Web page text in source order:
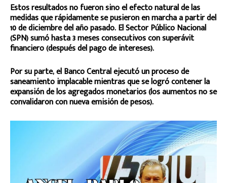
Estos resultados no fueron sino el efecto natural de las
medidas que rápidamente se pusieron en marcha a partir del
10 de diciembre del año pasado. El Sector Público Nacional
(SPN) sumó hasta 3 meses consecutivos con superávit
financiero (después del pago de intereses).
Por su parte, el Banco Central ejecutó un proceso de
saneamiento implacable mientras que se logró contener la
expansión de los agregados monetarios (los aumentos no se
convalidaron con nueva emisión de pesos).